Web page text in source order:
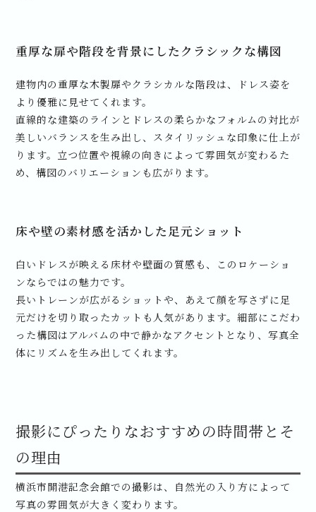
重厚な扉や階段を背景にしたクラシックな構図
建物内の重厚な木製扉やクラシカルな階段は、ドレス姿を
より優雅に見せてくれます。
直線的な建築のラインとドレスの柔らかなフォルムの対比が
美しいバランスを生み出し、スタイリッシュな印象に仕上が
ります。立つ位置や視線の向きによって雰囲気が変わるた
め、構図のバリエーションも広がります。
床や壁の素材感を活かした足元ショット
白いドレスが映える床材や壁面の質感も、このロケーショ
ンならではの魅力です。
長いトレーンが広がるショットや、あえて顔を写さずに足
元だけを切り取ったカットも人気があります。細部にこだわ
った構図はアルバムの中で静かなアクセントとなり、写真全
体にリズムを生み出してくれます。
撮影にぴったりなおすすめの時間帯とそ
の理由
横浜市開港記念会館での撮影は、自然光の入り方によって
写真の雰囲気が大きく変わります。